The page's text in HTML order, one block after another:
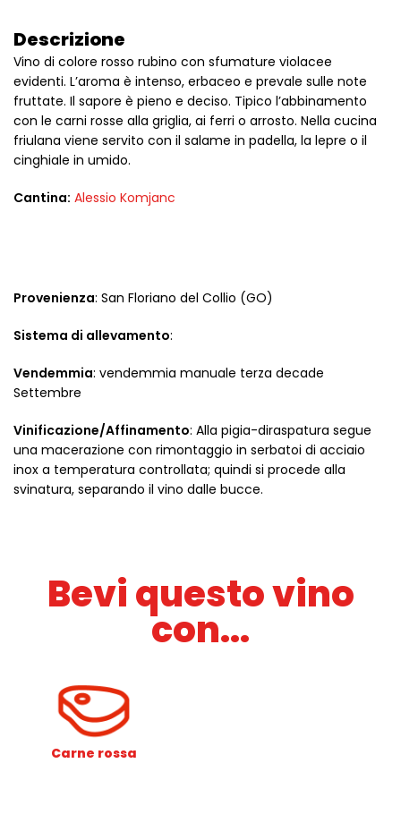
Descrizione
Vino di colore rosso rubino con sfumature violacee
evidenti. L’aroma è intenso, erbaceo e prevale sulle note
fruttate. Il sapore è pieno e deciso. Tipico l’abbinamento
con le carni rosse alla griglia, ai ferri o arrosto. Nella cucina
friulana viene servito con il salame in padella, la lepre o il
cinghiale in umido.
Cantina: Alessio Komjanc
Provenienza: San Floriano del Collio (GO)
Sistema di allevamento:
Vendemmia: vendemmia manuale terza decade
Settembre
Vinificazione/Affinamento: Alla pigia-diraspatura segue
una macerazione con rimontaggio in serbatoi di acciaio
inox a temperatura controllata; quindi si procede alla
svinatura, separando il vino dalle bucce.
Bevi questo vino
con...
Carne rossa